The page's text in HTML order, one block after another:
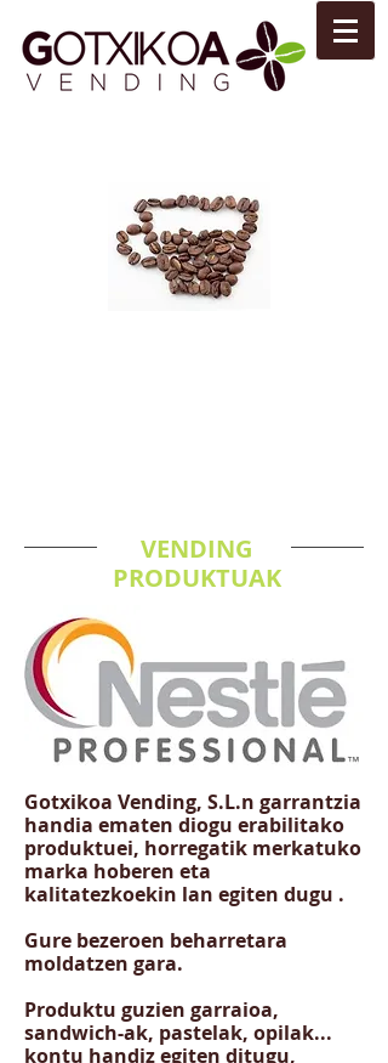
VENDING
PRODUKTUAK
Gotxikoa Vending, S.L.n garrantzia
handia ematen diogu erabilitako
produktuei, horregatik merkatuko
marka hoberen eta
kalitatezkoekin lan egiten dugu .
Gure bezeroen beharretara
moldatzen gara.
Produktu guzien garraioa,
sandwich-ak, pastelak, opilak...
kontu handiz egiten ditugu,